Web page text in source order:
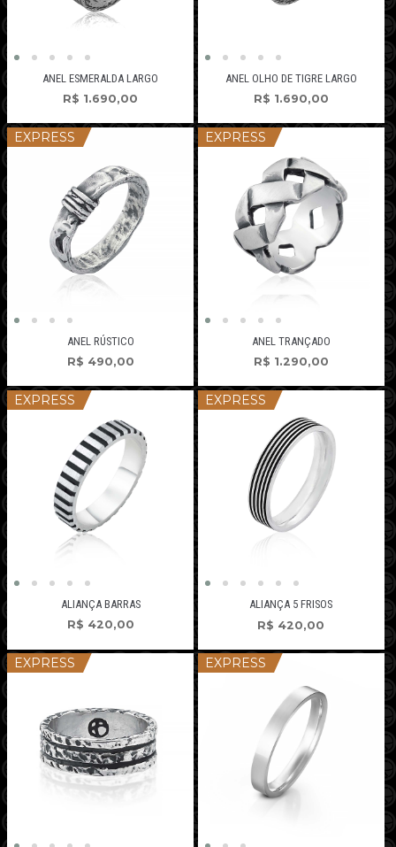
ANEL ESMERALDA LARGO
R$ 1.690,00
ANEL OLHO DE TIGRE LARGO
R$ 1.690,00
EXPRESS
ANEL RÚSTICO
R$ 490,00
EXPRESS
ANEL TRANÇADO
R$ 1.290,00
EXPRESS
ALIANÇA BARRAS
R$ 420,00
EXPRESS
ALIANÇA 5 FRISOS
R$ 420,00
EXPRESS EXPRESS